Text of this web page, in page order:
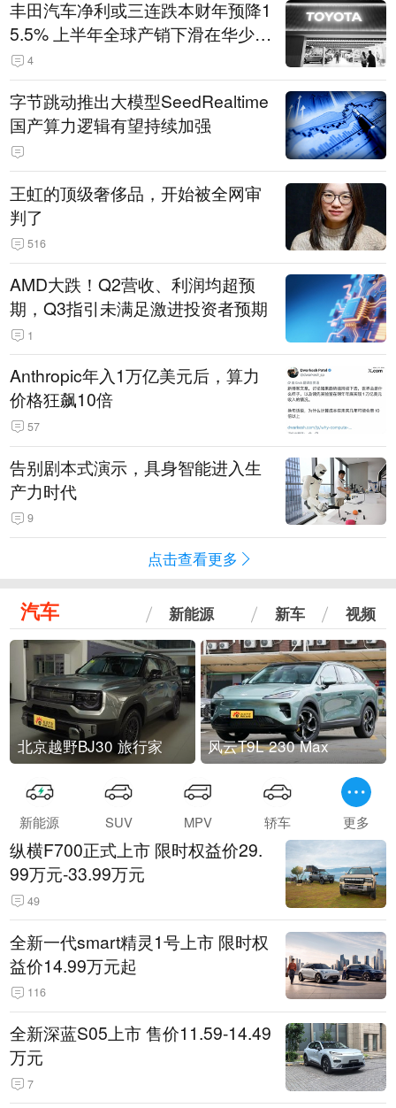
丰田汽车净利或三连跌本财年预降1
5.5% 上半年全球产销下滑在华少卖
14.3万辆
4
字节跳动推出大模型SeedRealtime
国产算力逻辑有望持续加强
王虹的顶级奢侈品，开始被全网审
判了
516
AMD大跌！Q2营收、利润均超预
期，Q3指引未满足激进投资者预期
1
Anthropic年入1万亿美元后，算力
价格狂飙10倍
57
告别剧本式演示，具身智能进入生
产力时代
9
点击查看更多
汽车 新能源 新车 视频
北京越野BJ30 旅行家 风云T9L 230 Max
新能源 SUV MPV 轿车 更多
纵横F700正式上市 限时权益价29.
99万元-33.99万元
49
全新一代smart精灵1号上市 限时权
益价14.99万元起
116
全新深蓝S05上市 售价11.59-14.49
万元
7